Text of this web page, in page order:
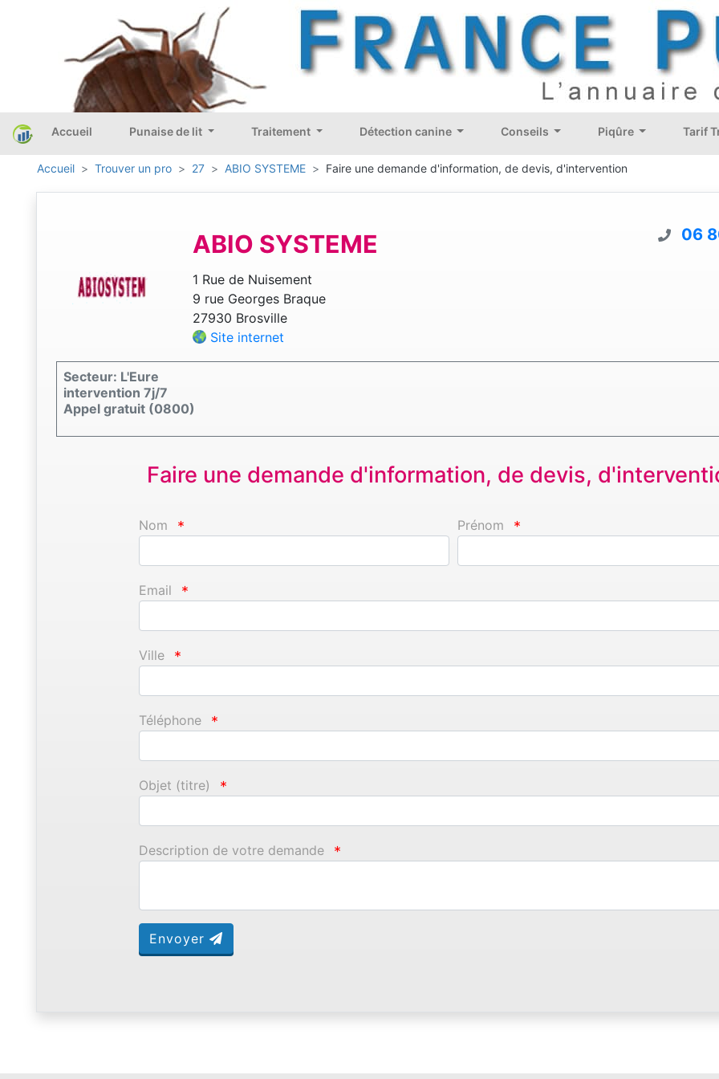
Accueil Punaise de lit Traitement Détection canine Conseils Piqûre Tarif
Accueil Trouver un pro 27 ABIO SYSTEME Faire une demande d'information, de devis, d'intervention
ABIO SYSTEME
1 Rue de Nuisement
9 rue Georges Braque
27930 Brosville
Site internet
06
Secteur: L'Eure
intervention 7j/7
Appel gratuit (0800)
Faire une demande d'information, de devis,
Nom * Prénom *
Email *
Ville *
Téléphone *
Objet (titre) *
Description de votre demande *
Envoyer